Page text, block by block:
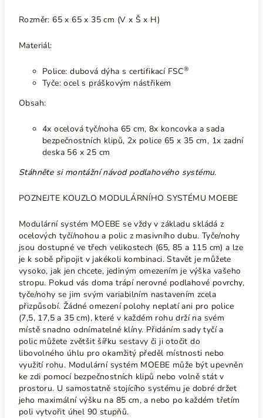
Rozměr: 65 x 65 x 35 cm (V x Š x H)
Materiál:
Police: dubová dýha s certifikací FSC®
Tyče: ocel s práškovým nástřikem
Obsah:
4x ocelová tyč/noha 65 cm, 8x koncovka a sada
bezpečnostních klipů, 2x police 65 x 35 cm, 1x zadní
deska 56 x 25 cm
Stáhněte si montážní návod podlahového systému.
POZNEJTE KOUZLO MODULÁRNÍHO SYSTÉMU MOEBE
Modulární systém MOEBE se vždy v základu skládá z
ocelových tyčí/nohou a polic z masivního dubu. Tyče/nohy
jsou dostupné ve třech velikostech (65, 85 a 115 cm) a lze
je k sobě připojit v jakékoli kombinaci. Stavět je můžete
vysoko, jak jen chcete, jediným omezením je výška vašeho
stropu. Pokud vás doma trápí nerovné podlahové povrchy,
tyče/nohy se jim svým variabilním nastavením zcela
přizpůsobí. Žádné omezení polohy neplatí ani pro police
(7,5, 17,5 a 35 cm), které v každém rohu drží na svém
místě snadno odnímatelné klíny. Přidáním sady tyčí a
polic můžete zvětšit šířku sestavy či ji otočit do
libovolného úhlu pro okamžitý předěl místnosti nebo
využití rohu. Modulární systém MOEBE může být upevněn
ke zdi pomocí bezpečnostních klipů nebo volně stát v
prostoru. U samostatně stojícího systému je dobré držet
jeho maximální výšku na 85 cm, a nebo po každém třetím
poli vytvořit úhel 90 stupňů.